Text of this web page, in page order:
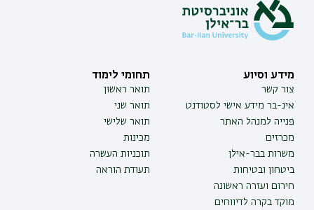
מידע וסיוע
צור קשר
אינ-בר מידע אישי לסטודנט
פנייה למנהל האתר
מכרזים
משרות בבר-אילן
ביטחון ובטיחות
חירום ועזרה ראשונה
מוקד בקרה לדיווחים
תחומי לימוד
תואר ראשון
תואר שני
תואר שלישי
מכינות
תוכניות העשרה
תעודת הוראה